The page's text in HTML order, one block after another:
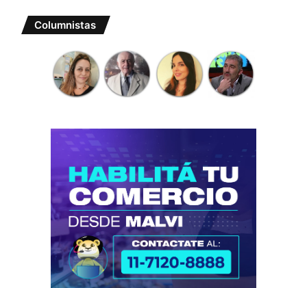
Columnistas